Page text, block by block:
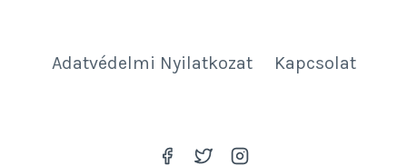
Adatvédelmi Nyilatkozat Kapcsolat